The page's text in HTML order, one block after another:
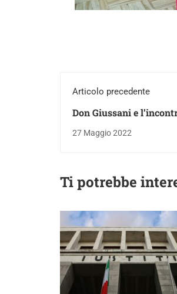
Articolo precedente
Don Giussani e
27 Maggio 2022
Ti potrebbe